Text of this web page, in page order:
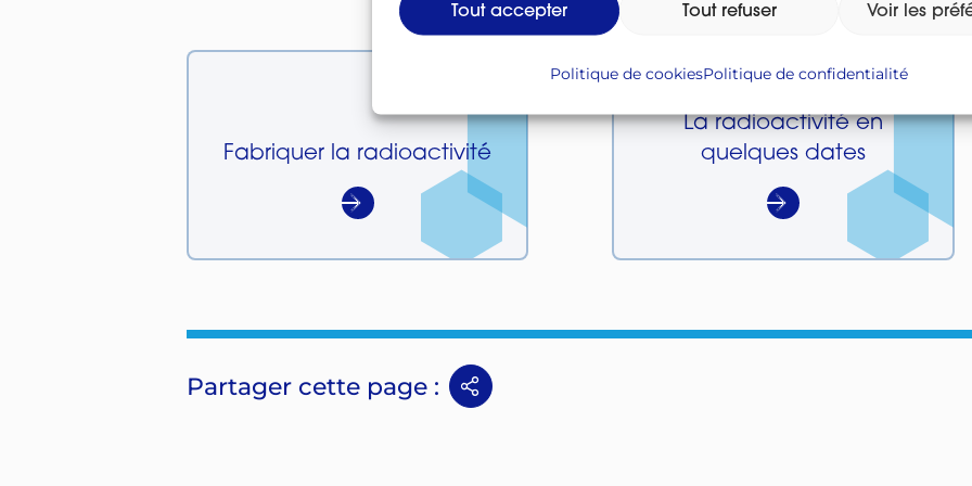
Tout accepter Tout refuser Voir les
Politique de cookiesPolitique de confidentialité
Fabriquer la radioactivité
La radioactivité en
quelques dates
Partager cette page :